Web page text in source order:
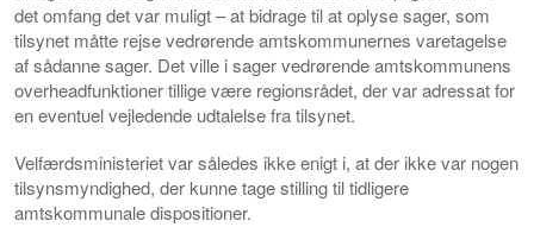
det omfang det var muligt – at bidrage til at oplyse sager, som
tilsynet måtte rejse vedrørende amtskommunernes varetagelse
af sådanne sager. Det ville i sager vedrørende amtskommunens
overheadfunktioner tillige være regionsrådet, der var adressat for
en eventuel vejledende udtalelse fra tilsynet.
Velfærdsministeriet var således ikke enigt i, at der ikke var nogen
tilsynsmyndighed, der kunne tage stilling til tidligere
amtskommunale dispositioner.